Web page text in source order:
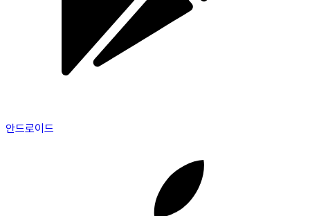
안드로이드